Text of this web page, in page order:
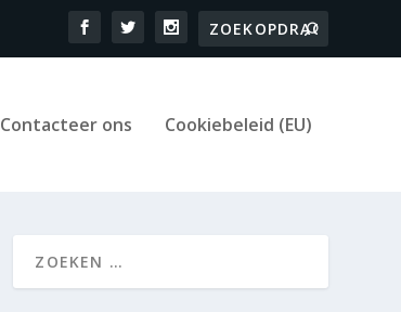
Contacteer ons Cookiebeleid (EU)